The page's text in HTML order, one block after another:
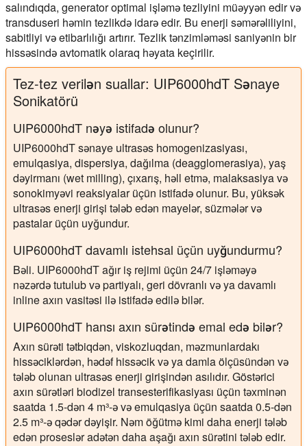
salındıqda, generator optimal işləmə tezliyini müəyyən edir və
transduseri həmin tezlikdə idarə edir. Bu enerji səmərəliliyini,
sabitliyi və etibarlılığı artırır. Tezlik tənzimləməsi saniyənin bir
hissəsində avtomatik olaraq həyata keçirilir.
Tez-tez verilən suallar: UIP6000hdT Sənaye
Sonikatörü
UIP6000hdT nəyə istifadə olunur?
UIP6000hdT sənaye ultrasəs homogenizasiyası,
emulqasiya, dispersiya, dağılma (deagglomerasiya), yaş
dəyirmanı (wet milling), çıxarış, həll etmə, malaksasiya və
sonokimyəvi reaksiyalar üçün istifadə olunur. Bu, yüksək
ultrasəs enerji girişi tələb edən mayelər, süzmələr və
pastalar üçün uyğundur.
UIP6000hdT davamlı istehsal üçün uyğundurmu?
Bəli. UIP6000hdT ağır iş rejimi üçün 24/7 işləməyə
nəzərdə tutulub və partiyalı, geri dövranlı və ya davamlı
inline axın vasitəsi ilə istifadə edilə bilər.
UIP6000hdT hansı axın sürətində emal edə bilər?
Axın sürəti tətbiqdən, viskozluqdan, məzmunlardakı
hissəciklərdən, hədəf hissəcik və ya damla ölçüsündən və
tələb olunan ultrasəs enerji girişindən asılıdır. Göstərici
axın sürətləri biodizel transesterifikasiyası üçün təxminən
saatda 1.5-dən 4 m³-ə və emulqasiya üçün saatda 0.5-dən
2.5 m³-ə qədər dəyişir. Nəm öğütmə kimi daha enerji tələb
edən proseslər adətən daha aşağı axın sürətini tələb edir.